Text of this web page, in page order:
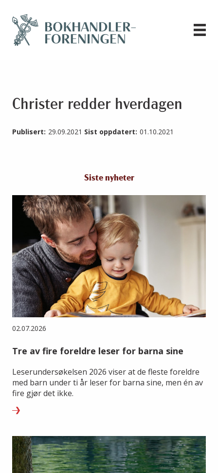
Christer redder hverdagen
Publisert: 29.09.2021 Sist oppdatert: 01.10.2021
Siste nyheter
02.07.2026
Tre av fire foreldre leser for barna sine
Leserundersøkelsen 2026 viser at de fleste foreldre
med barn under ti år leser for barna sine, men én av
fire gjør det ikke.